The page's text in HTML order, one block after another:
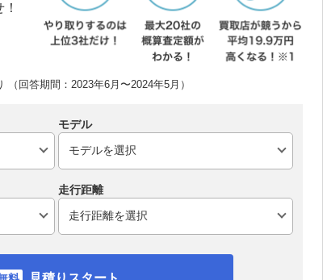
回答期間：2023年6月〜2024年5月）
モデル
走行距離